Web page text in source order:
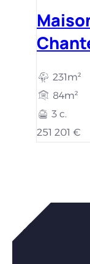
231m²
84m²
3 c.
251 201 €
Vous